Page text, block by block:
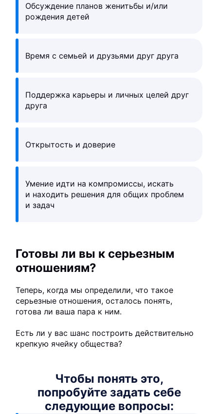
Обсуждение планов женитьбы и/или
рождения детей
Время с семьей и друзьями друг друга
Поддержка карьеры и личных целей друг
друга
Открытость и доверие
Умение идти на компромиссы, искать
и находить решения для общих проблем
и задач
Готовы ли вы к серьезным
отношениям?
Теперь, когда мы определили, что такое
серьезные отношения, осталось понять,
готова ли ваша пара к ним.
Есть ли у вас шанс построить действительно
крепкую ячейку общества?
Чтобы понять это,
попробуйте задать себе
следующие вопросы: